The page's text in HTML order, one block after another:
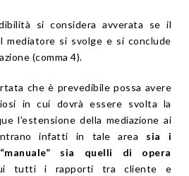
si considera avverata se il
mediatore si svolge e si conclude
(comma 4).
che è prevedibile possa avere
in cui dovrà essere svolta la
l’estensione della mediazione ai
infatti in tale area sia i
sia quelli di opera
tutti i rapporti tra cliente e